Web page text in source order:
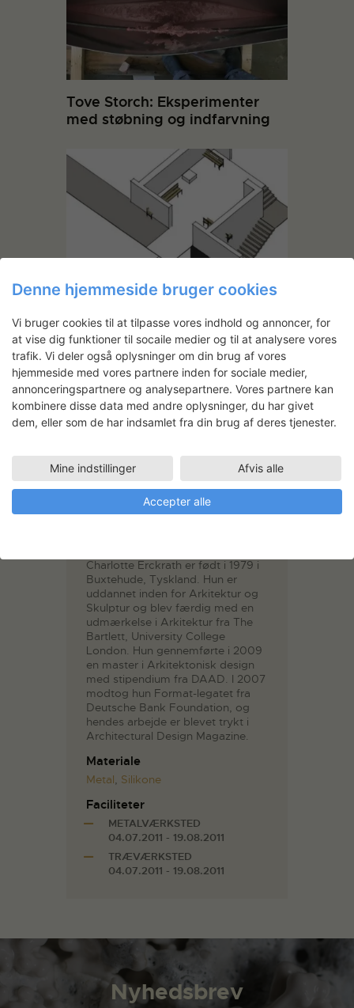
Tove Storch: Eksperimenter
med støbning og indfarvning
Gennemgang
Nordic Folklore Reinvented
Charlotte Erckrath er født i 1979 i
Buxtehude, Tyskland. Hun er
uddannet inden for Arkitektur og
Skulptur og blev færdig med en
udmærkelse i Arkitektur fra The
Bartlett, University College
London. Hun gennemførte i 2009
en master i Arkitektonisk design
med stipendium fra DAAD. I 2007
modtog hun Format-legatet fra
Deutsche Bank Foundation, og
hendes arbejde er blevet trykt i
Architectural Design Magazine.
Materiale
Metal, Silikone
Faciliteter
METALVÆRKSTED
04.07.2011 - 19.08.2011
TRÆVÆRKSTED
04.07.2011 - 19.08.2011
Nyhedsbrev
Denne hjemmeside bruger cookies
Vi bruger cookies til at tilpasse vores indhold og annoncer, for
at vise dig funktioner til socaile medier og til at analysere vores
trafik. Vi deler også oplysninger om din brug af vores
hjemmeside med vores partnere inden for sociale medier,
annonceringspartnere og analysepartnere. Vores partnere kan
kombinere disse data med andre oplysninger, du har givet
dem, eller som de har indsamlet fra din brug af deres tjenester.
Mine indstillinger Afvis alle
Accepter alle